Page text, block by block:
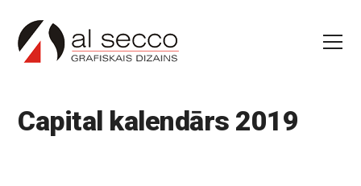
Capital kalendārs 2019